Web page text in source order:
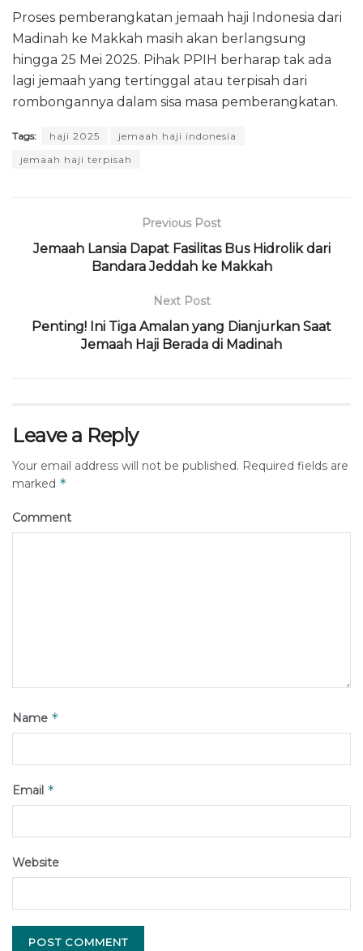
Proses pemberangkatan jemaah haji Indonesia dari
Madinah ke Makkah masih akan berlangsung
hingga 25 Mei 2025. Pihak PPIH berharap tak ada
lagi jemaah yang tertinggal atau terpisah dari
rombongannya dalam sisa masa pemberangkatan.
Tags: haji 2025
jemaah haji indonesia
jemaah haji terpisah
Previous Post
Jemaah Lansia Dapat Fasilitas Bus Hidrolik dari
Bandara Jeddah ke Makkah
Next Post
Penting! Ini Tiga Amalan yang Dianjurkan Saat
Jemaah Haji Berada di Madinah
Leave a Reply
Your email address will not be published. Required fields are
marked *
Comment
Name *
Email *
Website